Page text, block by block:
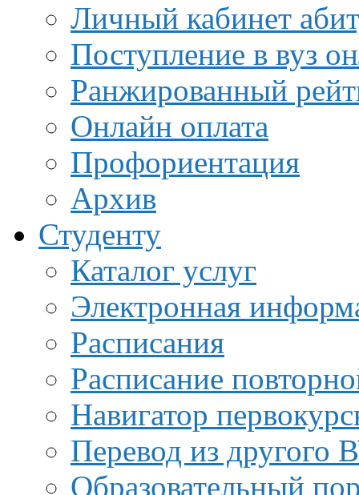
Личный кабинет
Поступление в вуз
Ранжированный
Онлайн оплата
Профориентация
Архив
Студенту
Каталог услуг
Электронная
Расписания
Расписание
Навигатор
Перевод из другого
Образовательный